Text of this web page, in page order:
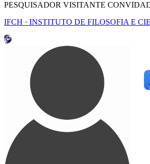
PESQUISADOR VISITANTE
IFCH · INSTITUTO DE FILOSOFIA E